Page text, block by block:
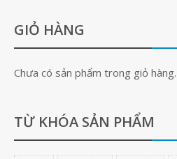
GIỎ HÀNG
Chưa có sản phẩm trong giỏ hàng.
TỪ KHÓA SẢN PHẨM